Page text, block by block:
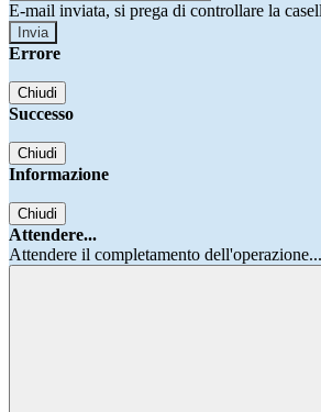
E-mail inviata, si prega di controllare la
Errore
Chiudi
Successo
Chiudi
Informazione
Chiudi
Attendere...
Attendere il completamento dell'operazione...